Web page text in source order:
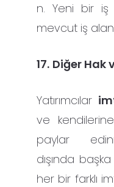
n. Yeni bir iş
mevcut iş
17. Diğer Hak
Yatırımcılar
ve
paylar
dışında
her bir farklı